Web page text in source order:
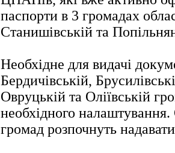
паспорти в 3 громадах
Станишівській та
Необхідне для видачі
Бердичівській,
Овруцькій та Оліївській
необхідного
громад розпочнуть